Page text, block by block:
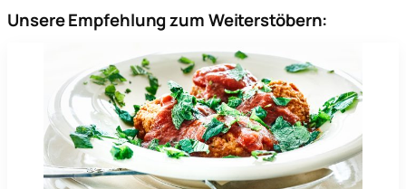
Unsere Empfehlung zum Weiterstöbern: